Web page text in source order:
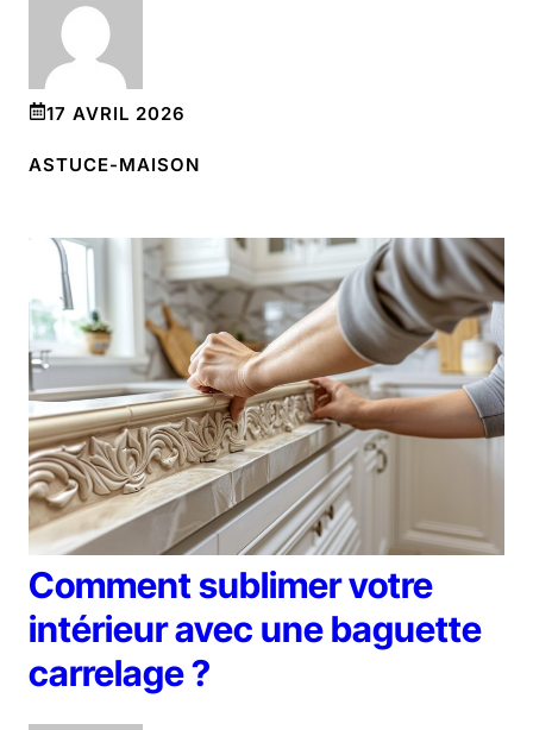
17 AVRIL 2026
ASTUCE-MAISON
Comment sublimer votre
intérieur avec une baguette
carrelage ?